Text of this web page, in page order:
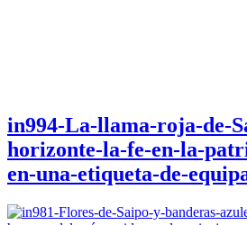
in994-La-llama-roja-de-
horizonte-la-fe-en-la-
en-una-etiqueta-de-